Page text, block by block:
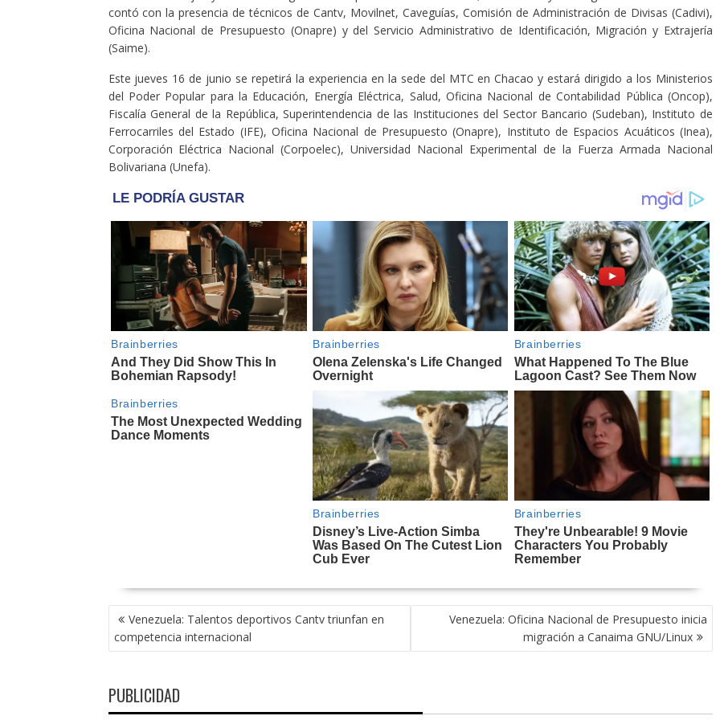
contó con la presencia de técnicos de Cantv, Movilnet, Caveguías, Comisión de Administración de Divisas (Cadivi),
Oficina Nacional de Presupuesto (Onapre) y del Servicio Administrativo de Identificación, Migración y Extrajería
(Saime).
Este jueves 16 de junio se repetirá la experiencia en la sede del MTC en Chacao y estará dirigido a los Ministerios
del Poder Popular para la Educación, Energía Eléctrica, Salud, Oficina Nacional de Contabilidad Pública (Oncop),
Fiscalía General de la República, Superintendencia de las Instituciones del Sector Bancario (Sudeban), Instituto de
Ferrocarriles del Estado (IFE), Oficina Nacional de Presupuesto (Onapre), Instituto de Espacios Acuáticos (Inea),
Corporación Eléctrica Nacional (Corpoelec), Universidad Nacional Experimental de la Fuerza Armada Nacional
Bolivariana (Unefa).
NAVEGACIÓN
DE
ENTRADAS
Venezuela: Talentos deportivos Cantv triunfan en
competencia internacional
Venezuela: Oficina Nacional de Presupuesto inicia
migración a Canaima GNU/Linux
PUBLICIDAD